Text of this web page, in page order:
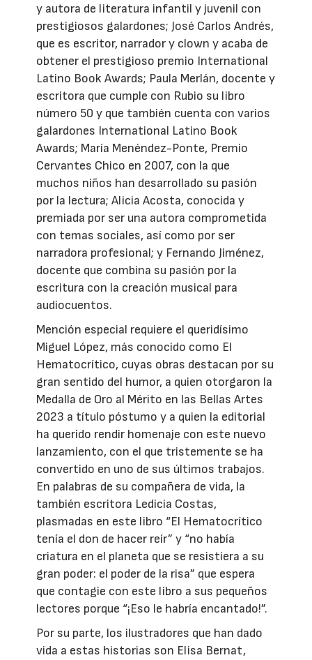
y autora de literatura infantil y juvenil con
prestigiosos galardones; José Carlos Andrés,
que es escritor, narrador y clown y acaba de
obtener el prestigioso premio International
Latino Book Awards; Paula Merlán, docente y
escritora que cumple con Rubio su libro
número 50 y que también cuenta con varios
galardones International Latino Book
Awards; María Menéndez-Ponte, Premio
Cervantes Chico en 2007, con la que
muchos niños han desarrollado su pasión
por la lectura; Alicia Acosta, conocida y
premiada por ser una autora comprometida
con temas sociales, así como por ser
narradora profesional; y Fernando Jiménez,
docente que combina su pasión por la
escritura con la creación musical para
audiocuentos.
Mención especial requiere el queridísimo
Miguel López, más conocido como El
Hematocrítico, cuyas obras destacan por su
gran sentido del humor, a quien otorgaron la
Medalla de Oro al Mérito en las Bellas Artes
2023 a título póstumo y a quien la editorial
ha querido rendir homenaje con este nuevo
lanzamiento, con el que tristemente se ha
convertido en uno de sus últimos trabajos.
En palabras de su compañera de vida, la
también escritora Ledicia Costas,
plasmadas en este libro “El Hematocrítico
tenía el don de hacer reír” y “no había
criatura en el planeta que se resistiera a su
gran poder: el poder de la risa” que espera
que contagie con este libro a sus pequeños
lectores porque “¡Eso le habría encantado!”.
Por su parte, los ilustradores que han dado
vida a estas historias son Elisa Bernat,